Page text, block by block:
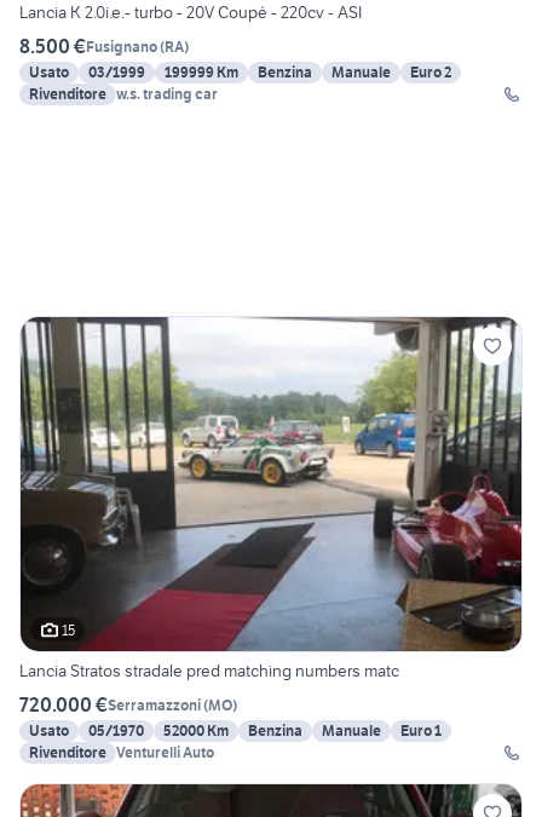
Lancia K 2.0i.e.- turbo - 20V Coupé - 220cv - ASI
8.500 €Fusignano(RA)
Usato
03/1999 199999 Km Benzina Manuale
Euro 2
Rivenditore w.s. trading car
15
Lancia Stratos stradale pred matching numbers matc
720.000 €Serramazzoni(MO)
Usato
05/1970 52000 Km Benzina Manuale
Euro 1
Rivenditore Venturelli Auto